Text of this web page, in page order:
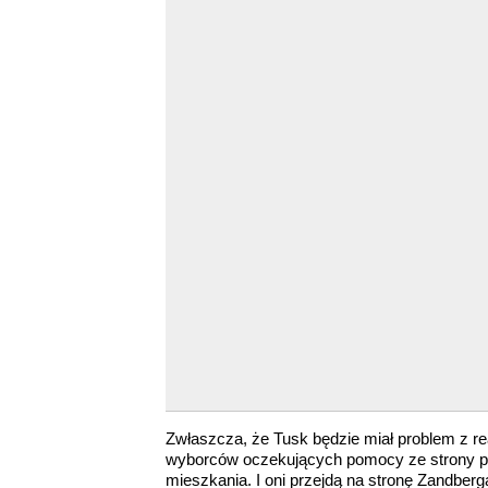
Zwłaszcza, że Tusk będzie miał problem z
wyborców oczekujących pomocy ze strony
mieszkania. I oni przejdą na stronę